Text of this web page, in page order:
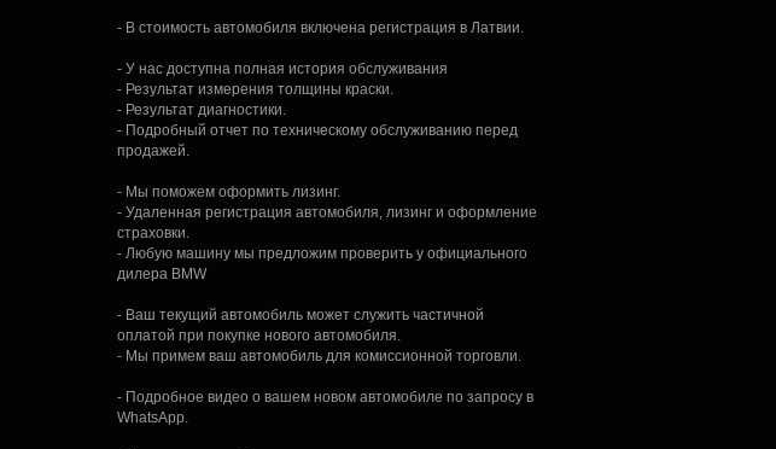
- В стоимость автомобиля включена регистрация в Латвии.
- У нас доступна полная история обслуживания
- Результат измерения толщины краски.
- Результат диагностики.
- Подробный отчет по техническому обслуживанию перед
продажей.
- Мы поможем оформить лизинг.
- Удаленная регистрация автомобиля, лизинг и оформление
страховки.
- Любую машину мы предложим проверить у официального
дилера BMW
- Ваш текущий автомобиль может служить частичной
оплатой при покупке нового автомобиля.
- Мы примем ваш автомобиль для комиссионной торговли.
- Подробное видео о вашем новом автомобиле по запросу в
WhatsApp.